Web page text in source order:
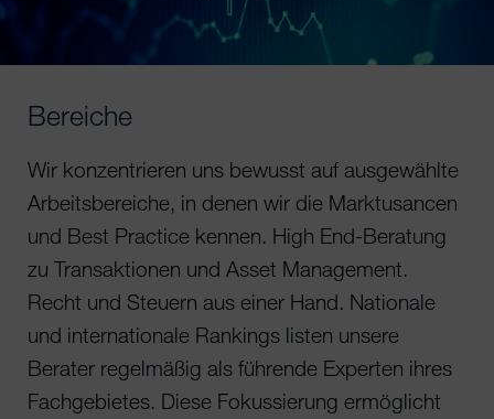
Bereiche
Wir konzentrieren uns bewusst auf ausgewählte
Arbeitsbereiche, in denen wir die Marktusancen
und Best Practice kennen. High End-Beratung
zu Transaktionen und Asset Management.
Recht und Steuern aus einer Hand. Nationale
und internationale Rankings listen unsere
Berater regelmäßig als führende Experten ihres
Fachgebietes. Diese Fokussierung ermöglicht